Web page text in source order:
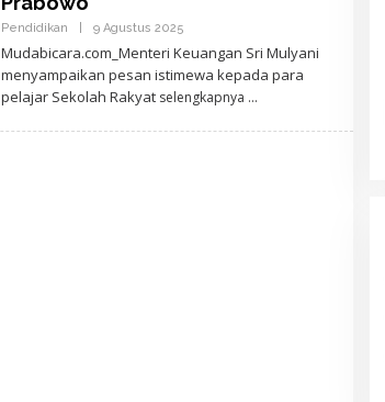
R
A
Pendidikan 9 Agustus 2025
E
H
J
D
Mudabicara.com_Menteri Keuangan Sri Mulyani
menyampaikan pesan istimewa kepada para
pelajar Sekolah Rakyat selengkapnya